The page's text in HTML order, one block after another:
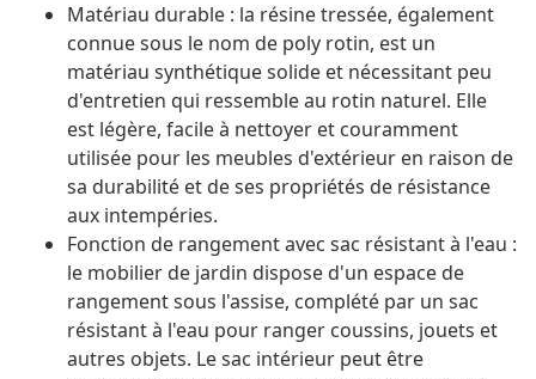
Matériau durable : la résine tressée, également
connue sous le nom de poly rotin, est un
matériau synthétique solide et nécessitant peu
d'entretien qui ressemble au rotin naturel. Elle
est légère, facile à nettoyer et couramment
utilisée pour les meubles d'extérieur en raison de
sa durabilité et de ses propriétés de résistance
aux intempéries.
Fonction de rangement avec sac résistant à l'eau :
le mobilier de jardin dispose d'un espace de
rangement sous l'assise, complété par un sac
résistant à l'eau pour ranger coussins, jouets et
autres objets. Le sac intérieur peut être